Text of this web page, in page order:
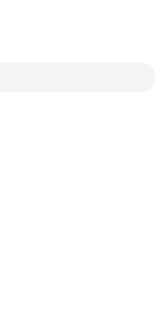
전기
기는 Genesis AI
식 보청기를
대용 보청기
하며 온보드 리
장 유무에 관